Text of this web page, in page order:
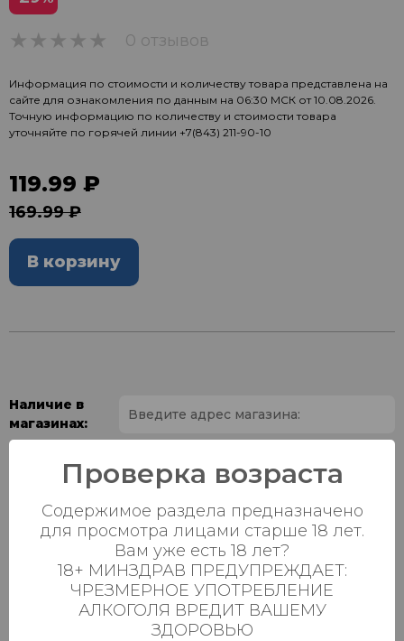
0 отзывов
Информация по стоимости и количеству товара представлена на
сайте для ознакомления по данным на 06:30 МСК от 10.08.2026.
Точную информацию по количеству и стоимости товара
уточняйте по горячей линии +7(843) 211-90-10
119.99 ₽
169.99 ₽
В корзину
Наличие в
магазинах:
Ваш город:
Батыршина 20Б
Пн-Вс с 08:00 до
23:00
9 шт.
Магистральная 22д
Пн-Вс с 08:00 до
23:00
14 шт.
Осиновская 2В,
Пн-Вс с 09:00 до
23:00
Проверка возраста
Содержимое раздела предназначено
для просмотра лицами старше 18 лет.
Вам уже есть 18 лет?
18+ МИНЗДРАВ ПРЕДУПРЕЖДАЕТ:
ЧРЕЗМЕРНОЕ УПОТРЕБЛЕНИЕ
АЛКОГОЛЯ ВРЕДИТ ВАШЕМУ
ЗДОРОВЬЮ